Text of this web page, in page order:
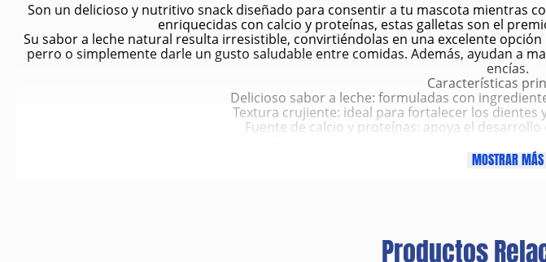
Son un delicioso y nutritivo snack diseñado para consentir a tu mascota mientras
enriquecidas con calcio y proteínas, estas galletas son el
Su sabor a leche natural resulta irresistible, convirtiéndolas en una excelente
perro o simplemente darle un gusto saludable entre comidas. Además, ayudan a
encías.
Características
Delicioso sabor a leche: formuladas con
Textura crujiente: ideal para fortalecer los dientes
Fuente de calcio y proteínas: apoya el
Sin colorantes ni conservantes artificiales: producto
Aptas para todas las razas: pueden ofrecerse a
Fortalece huesos y dientes gracias
MOSTRAR MÁS
Productos